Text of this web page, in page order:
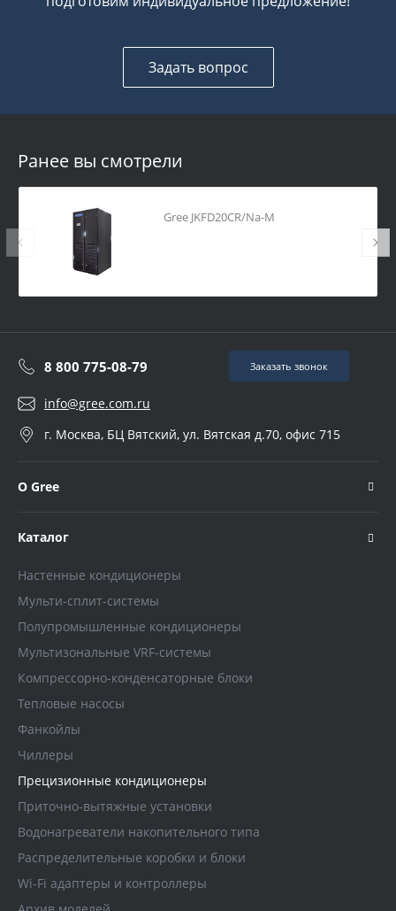
Задать вопрос
Ранее вы смотрели
Gree JKFD20CR/Na-M
8 800 775-08-79 Заказать звонок
info@gree.com.ru
г. Москва, БЦ Вятский, ул. Вятская д.70, офис 715
О Gree
Каталог
Настенные кондиционеры
Мульти-сплит-системы
Полупромышленные кондиционеры
Мультизональные VRF-системы
Компрессорно-конденсаторные блоки
Тепловые насосы
Фанкойлы
Чиллеры
Прецизионные кондиционеры
Приточно-вытяжные установки
Водонагреватели накопительного типа
Распределительные коробки и блоки
Wi-Fi адаптеры и контроллеры